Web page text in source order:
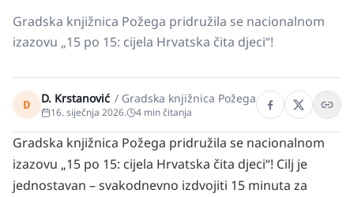
Gradska knjižnica Požega pridružila se nacionalnom
izazovu „15 po 15: cijela Hrvatska čita djeci“!
D D. Krstanović / Gradska knjižnica Požega
16. siječnja 2026. 4 min čitanja
Gradska knjižnica Požega pridružila se nacionalnom
izazovu „15 po 15: cijela Hrvatska čita djeci“! Cilj je
jednostavan – svakodnevno izdvojiti 15 minuta za